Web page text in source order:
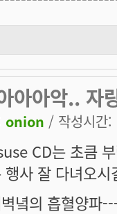
아아악.. 자
onion / 작성시간
CD는 초큼
행사 잘 다녀오
녘의 흡혈양파